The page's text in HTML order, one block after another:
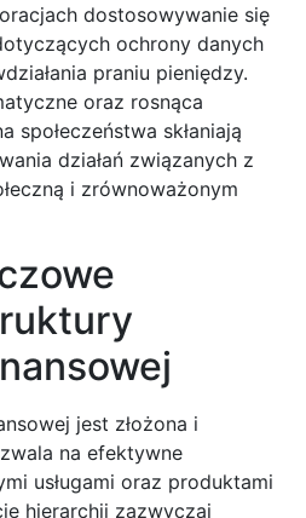
dostosowywanie się
ochrony danych
praniu pieniędzy.
oraz rosnąca
społeczeństwa skłaniają
działań związanych z
i zrównoważonym
jest złożona i
na efektywne
usługami oraz produktami
hierarchii zazwyczaj